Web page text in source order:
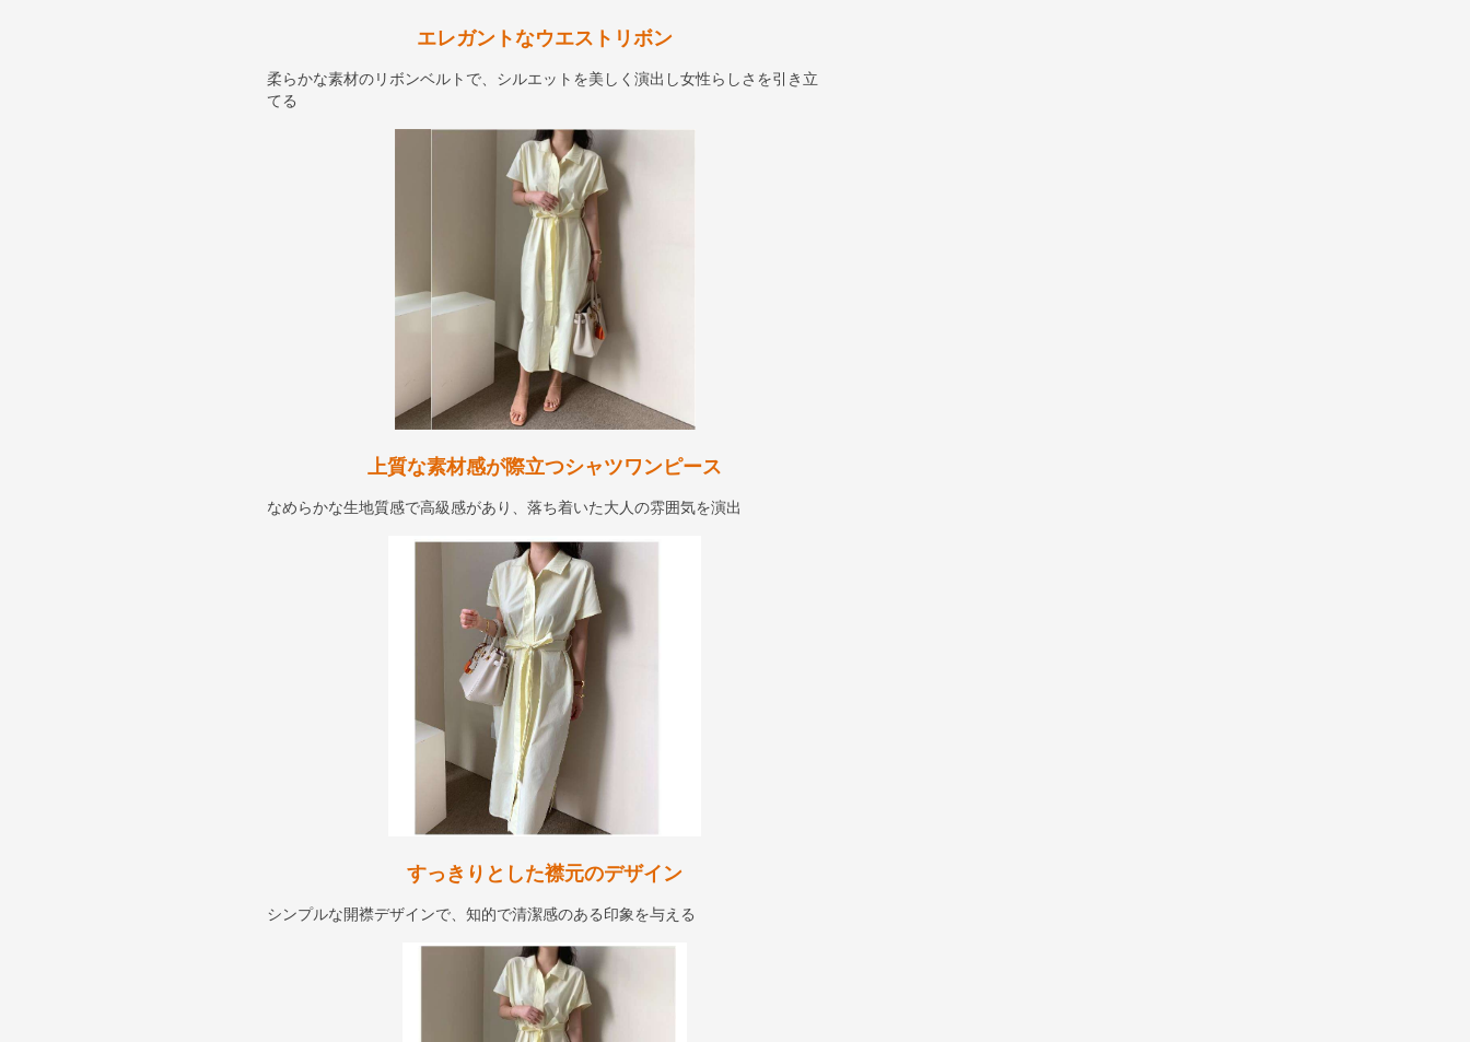
エレガントなウエストリボン
柔らかな素材のリボンベルトで、シルエットを美しく演出し女性らしさを引き立
てる
上質な素材感が際立つシャツワンピース
なめらかな生地質感で高級感があり、落ち着いた大人の雰囲気を演出
すっきりとした襟元のデザイン
シンプルな開襟デザインで、知的で清潔感のある印象を与える